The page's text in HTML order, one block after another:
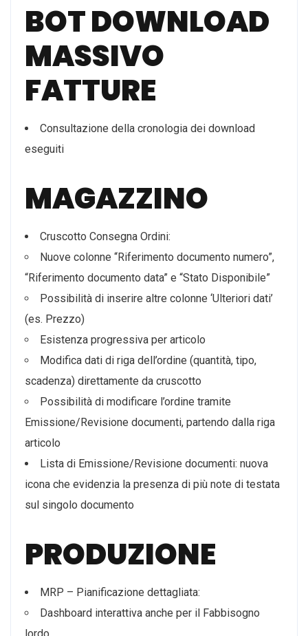
BOT DOWNLOAD
MASSIVO
FATTURE
Consultazione della cronologia dei download
eseguiti
MAGAZZINO
Cruscotto Consegna Ordini:
Nuove colonne “Riferimento documento numero”,
“Riferimento documento data” e “Stato Disponibile”
Possibilità di inserire altre colonne ‘Ulteriori dati’
(es. Prezzo)
Esistenza progressiva per articolo
Modifica dati di riga dell’ordine (quantità, tipo,
scadenza) direttamente da cruscotto
Possibilità di modificare l’ordine tramite
Emissione/Revisione documenti, partendo dalla riga
articolo
Lista di Emissione/Revisione documenti: nuova
icona che evidenzia la presenza di più note di testata
sul singolo documento
PRODUZIONE
MRP – Pianificazione dettagliata:
Dashboard interattiva anche per il Fabbisogno
lordo